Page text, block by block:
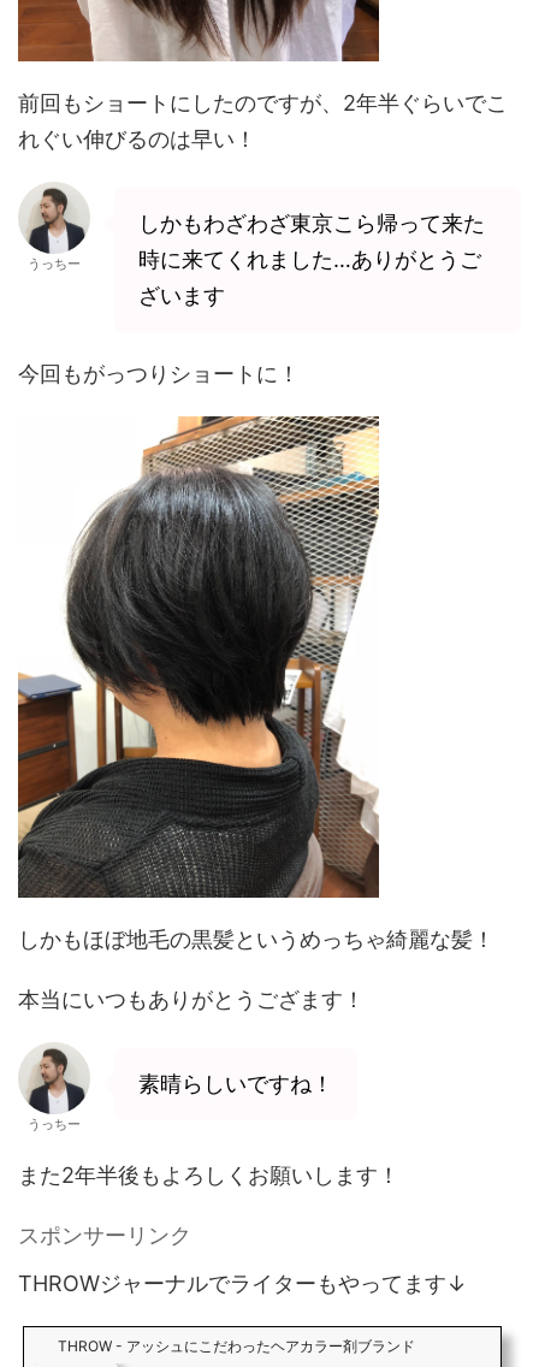
前回もショートにしたのですが、2年半ぐらいでこ
れぐい伸びるのは早い！
うっちー
しかもわざわざ東京こら帰って来た
時に来てくれました…ありがとうご
ざいます
今回もがっつりショートに！
しかもほぼ地毛の黒髪というめっちゃ綺麗な髪！
本当にいつもありがとうござます！
うっちー
素晴らしいですね！
また2年半後もよろしくお願いします！
スポンサーリンク
THROWジャーナルでライターもやってます↓
THROW - アッシュにこだわったヘアカラー剤ブランド